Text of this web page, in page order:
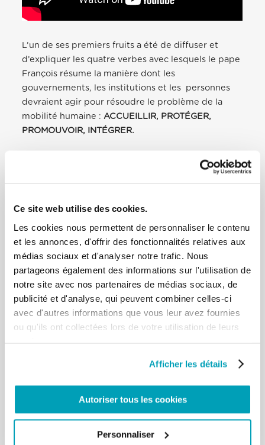
Ce site web utilise des cookies.
Les cookies nous permettent de personnaliser le contenu
et les annonces, d'offrir des fonctionnalités relatives aux
médias sociaux et d'analyser notre trafic. Nous
partageons également des informations sur l'utilisation de
notre site avec nos partenaires de médias sociaux, de
publicité et d'analyse, qui peuvent combiner celles-ci
avec d'autres informations que vous leur avez fournies
ou qu'ils ont collectées lors de votre utilisation de leurs
Afficher les détails
Autoriser tous les cookies
Personnaliser
L’un de ses premiers fruits a été de diffuser et
d’expliquer lesquatre verbes avec lesquels le pape
François résume la manière dont les
gouvernements, les institutions et les personnes
devraient agir pour résoudre le problème de la
mobilité humaine :ACCUEILLIR, PROTÉGER,
PROMOUVOIR, INTÉGRER.
Notre travail direct et notre solidarité avec les
victimes d’exploitation nous ont conduits à élaborer
dans des programmes et des groupes locaux qui
collaborent pour secourir les victimes. Elles
s’adressent non seulement aux organisations
catholiques, mais aussiaux personnes et aux
institutions de la société civile.
Parmi les nombreux visages de lacrise climatique
il y a aussi ceux qui sont déplacés par ce grand
échec collectif. C’est pourquoi nous consacrons
des réponses pastorales appropriées.
Une étape très importante de notre travail est la
célébration de laJournée Mondiale du Migrant et
couronne chaque année des mois de travail autour